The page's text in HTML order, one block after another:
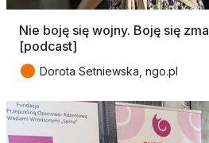
Nie boję się wojny. Boję się
[podcast]
● Dorota Setniewska, ngo.pl